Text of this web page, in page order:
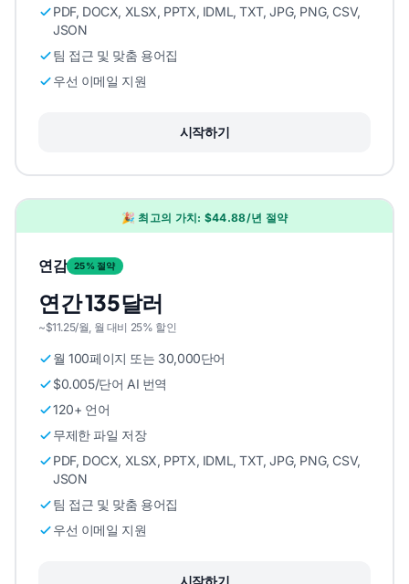
PDF, DOCX, XLSX, PPTX, IDML, TXT, JPG, PNG, CSV,
JSON
팀 접근 및 맞춤 용어집
우선 이메일 지원
시작하기
🎉 최고의 가치: $44.88/년 절약
연감 25% 절약
연간 135달러
~$11.25/월, 월 대비 25% 할인
월 100페이지 또는 30,000단어
$0.005/단어 AI 번역
120+ 언어
무제한 파일 저장
PDF, DOCX, XLSX, PPTX, IDML, TXT, JPG, PNG, CSV,
JSON
팀 접근 및 맞춤 용어집
우선 이메일 지원
시작하기